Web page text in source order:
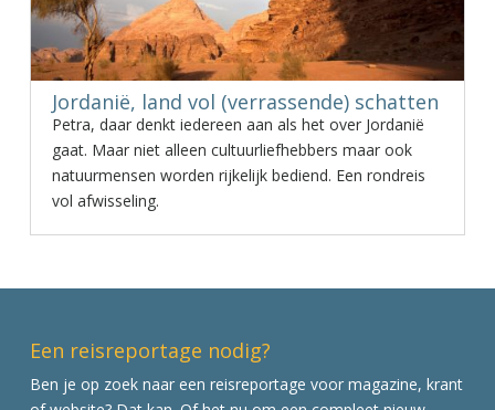
Jordanië, land vol (verrassende) schatten
Petra, daar denkt iedereen aan als het over Jordanië
gaat. Maar niet alleen cultuurliefhebbers maar ook
natuurmensen worden rijkelijk bediend. Een rondreis
vol afwisseling.
Een reisreportage nodig?
Ben je op zoek naar een reisreportage voor magazine, krant